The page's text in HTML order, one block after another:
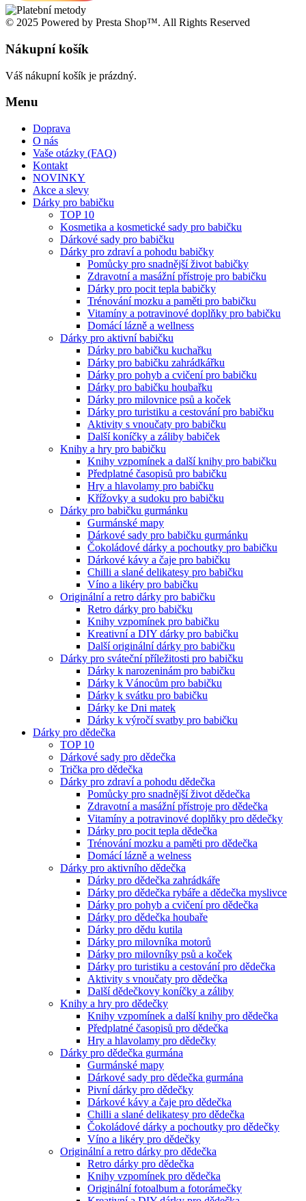
© 2025 Powered by Presta Shop™. All Rights Reserved
Nákupní košík
Váš nákupní košík je prázdný.
Menu
Doprava
O nás
Vaše otázky (FAQ)
Kontakt
NOVINKY
Akce a slevy
Dárky pro babičku
TOP 10
Kosmetika a kosmetické sady pro babičku
Dárkové sady pro babičku
Dárky pro zdraví a pohodu babičky
Pomůcky pro snadnější život babičky
Zdravotní a masážní přístroje pro babičku
Dárky pro pocit tepla babičky
Trénování mozku a paměti pro babičku
Vitamíny a potravinové doplňky pro babičku
Domácí lázně a wellness
Dárky pro aktivní babičku
Dárky pro babičku kuchařku
Dárky pro babičku zahrádkářku
Dárky pro pohyb a cvičení pro babičku
Dárky pro babičku houbařku
Dárky pro milovnice psů a koček
Dárky pro turistiku a cestování pro babičku
Aktivity s vnoučaty pro babičku
Další koníčky a záliby babiček
Knihy a hry pro babičku
Knihy vzpomínek a další knihy pro babičku
Předplatné časopisů pro babičku
Hry a hlavolamy pro babičku
Křížovky a sudoku pro babičku
Dárky pro babičku gurmánku
Gurmánské mapy
Dárkové sady pro babičku gurmánku
Čokoládové dárky a pochoutky pro babičku
Dárkové kávy a čaje pro babičku
Chilli a slané delikatesy pro babičku
Víno a likéry pro babičku
Originální a retro dárky pro babičku
Retro dárky pro babičku
Knihy vzpomínek pro babičku
Kreativní a DIY dárky pro babičku
Další originální dárky pro babičku
Dárky pro sváteční příležitosti pro babičku
Dárky k narozeninám pro babičku
Dárky k Vánocům pro babičku
Dárky k svátku pro babičku
Dárky ke Dni matek
Dárky k výročí svatby pro babičku
Dárky pro dědečka
TOP 10
Dárkové sady pro dědečka
Trička pro dědečka
Dárky pro zdraví a pohodu dědečka
Pomůcky pro snadnější život dědečka
Zdravotní a masážní přístroje pro dědečka
Vitamíny a potravinové doplňky pro dědečky
Dárky pro pocit tepla dědečka
Trénování mozku a paměti pro dědečka
Domácí lázně a welness
Dárky pro aktivního dědečka
Dárky pro dědečka zahrádkáře
Dárky pro dědečka rybáře a dědečka myslivce
Dárky pro pohyb a cvičení pro dědečka
Dárky pro dědečka houbaře
Dárky pro dědu kutila
Dárky pro milovníka motorů
Dárky pro milovníky psů a koček
Dárky pro turistiku a cestování pro dědečka
Aktivity s vnoučaty pro dědečka
Další dědečkovy koníčky a záliby
Knihy a hry pro dědečky
Knihy vzpomínek a další knihy pro dědečka
Předplatné časopisů pro dědečka
Hry a hlavolamy pro dědečky
Dárky pro dědečka gurmána
Gurmánské mapy
Dárkové sady pro dědečka gurmána
Pivní dárky pro dědečky
Dárkové kávy a čaje pro dědečka
Chilli a slané delikatesy pro dědečka
Čokoládové dárky a pochoutky pro dědečky
Víno a likéry pro dědečky
Originální a retro dárky pro dědečka
Retro dárky pro dědečka
Knihy vzpomínek pro dědečka
Originální fotoalbum a fotorámečky